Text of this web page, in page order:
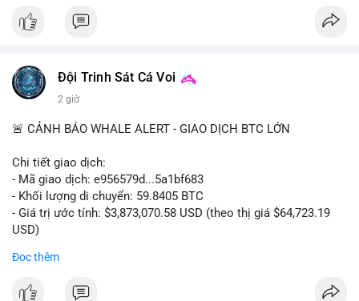
#vlikevn #titanbot
Đội Trinh Sát Cá Voi
2 giờ
🚨 CẢNH BÁO WHALE ALERT - GIAO DỊCH BTC LỚN
Chi tiết giao dịch:
- Mã giao dịch: e956579d...5a1bf683
- Khối lượng di chuyển: 59.8405 BTC
- Giá trị ước tính: $3,873,070.58 USD (theo thị giá $64,723.19
USD)
kích hoạt di chuyển trong mempool. Với quy mô này, khả năng
Đọc thêm